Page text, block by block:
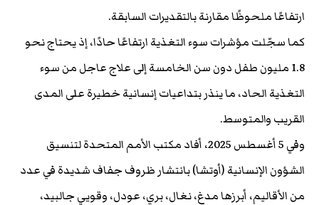
ارتفاعًا ملحوظًا مقارنة بالتقديرات السابقة.
كما سجّلت مؤشرات سوء التغذية ارتفاعًا حادًا، إذ يحتاج نحو
1.8 مليون طفل دون سن الخامسة إلى علاج عاجل من سوء
التغذية الحاد، ما ينذر بتداعيات إنسانية خطيرة على المدى
القريب والمتوسط.
وفي 5 أغسطس 2025، أفاد مكتب الأمم المتحدة لتنسيق
الشؤون الإنسانية (أوتشا) بانتشار ظروف جفاف شديدة في عدد
من الأقاليم، أبرزها مدغ، نغال، بري، عودل، وقويي جالبيد،